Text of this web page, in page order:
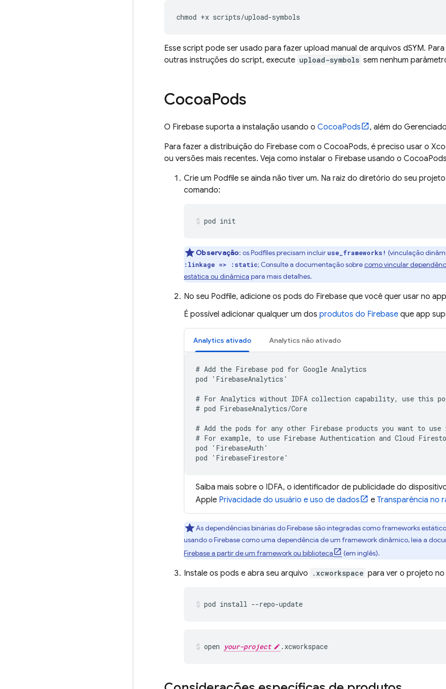
chmod +x scripts/upload-symbols
Esse script pode ser usado para fazer upload manual de arquivos dSYM.
outras instruções do script, execute upload-symbols sem nenhum
CocoaPods
O Firebase suporta a instalação usando o CocoaPods
, além do
Para fazer a distribuição do Firebase com o CocoaPods, é preciso usar o
ou versões mais recentes. Veja como instalar o Firebase usando o
Crie um Podfile se ainda não tiver um. Na raiz do diretório do seu
comando:
pod init
Observação: os Podfiles precisam incluir use_frameworks! (vinculação
:linkage => :static; Consulte a documentação sobrecomo vincular
estática ou dinâmica para mais detalhes.
No seu Podfile, adicione os pods do Firebase que você quer usar no
É possível adicionar qualquer um dos produtos do Firebase que app
Analytics ativado Analytics não ativado
# Add the Firebase pod for Google Analytics
pod 'FirebaseAnalytics'
# For Analytics without IDFA collection capability, use this
# pod FirebaseAnalytics/Core
# Add the pods for any other Firebase products you want to use
# For example, to use Firebase Authentication and Cloud
pod 'FirebaseAuth'
pod 'FirebaseFirestore'
Saiba mais sobre o IDFA, o identificador de publicidade do
Apple Privacidade do usuário e uso de dados e Transparência no
As dependências binárias do Firebase são integradas como frameworks
usando o Firebase como uma dependência de um framework dinâmico, leia a
Firebase a partir de um framework ou biblioteca
(em inglês).
Instale os pods e abra seu arquivo .xcworkspace para ver o projeto no
pod install --repo-update
open your-project .xcworkspace